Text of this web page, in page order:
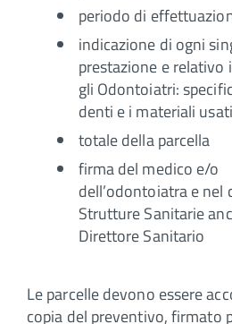
periodo di
indicazione di ogni
prestazione e relativo
gli Odontoiatri:
denti e i materiali
totale della parcella
firma del medico e/o
dell’odontoiatra e nel
Strutture Sanitarie
Direttore Sanitario
Le parcelle devono essere
copia del preventivo, firmato